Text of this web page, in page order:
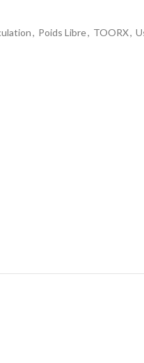
, Poids Libre, TOORX,